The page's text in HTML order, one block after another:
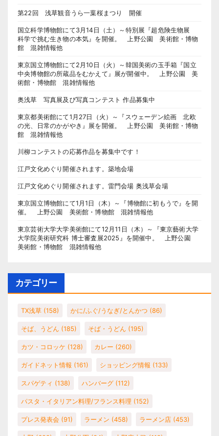
第22回 浅草観音うら一葉桜まつり 開催
国立科学博物館にて3月14日（土）～特別展『超危険生物展
科学で挑む生き物の本気』を開催。 上野公園 美術館・博物
館 混雑情報他
東京国立博物館にて2月10日（火）～韓国美術の玉手箱『国立
中央博物館の所蔵品をむかえて』展が開催中。 上野公園 美
術館・博物館 混雑情報他
奥浅草 写真展及び写真コンテスト 作品募集中
東京都美術館にて1月27日（火）～『スウェーデン絵画 北欧
の光、日常のかがやき』展を開催。 上野公園 美術館・博物
館 混雑情報他
川柳コンテストの応募作品を募集中です！
江戸文化めぐり開催されます。築地会場
江戸文化めぐり開催されます。雷門会場 奥浅草会場
東京国立博物館にて1月1日（木）～『博物館に初もうで』を開
催。 上野公園 美術館・博物館 混雑情報他
東京芸術大学大学美術館にて12月11日（木）～『東京藝術大学
大学院美術研究科 博士審査展2025』を開催中。 上野公園
美術館・博物館 混雑情報他
カテゴリー
TX浅草 (158) かに/ふぐ/うなぎ/とんかつ (86)
そば、うどん (185) そば・うどん (195)
カツ・コロッケ (128) カレー (260)
ガイドネット情報 (161) ショッピング情報 (133)
スパゲティ (138) ハンバーグ (112)
パスタ・イタリアン料理/フランス料理 (152)
プレス発表会 (91) ラーメン (458) ラーメン店 (453)